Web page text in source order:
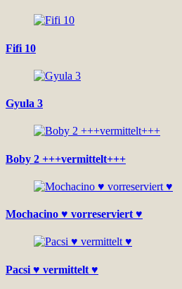
Fifi 10
Gyula 3
Boby 2 +++vermittelt+++
Mochacino ♥ vorreserviert ♥
Pacsi ♥ vermittelt ♥